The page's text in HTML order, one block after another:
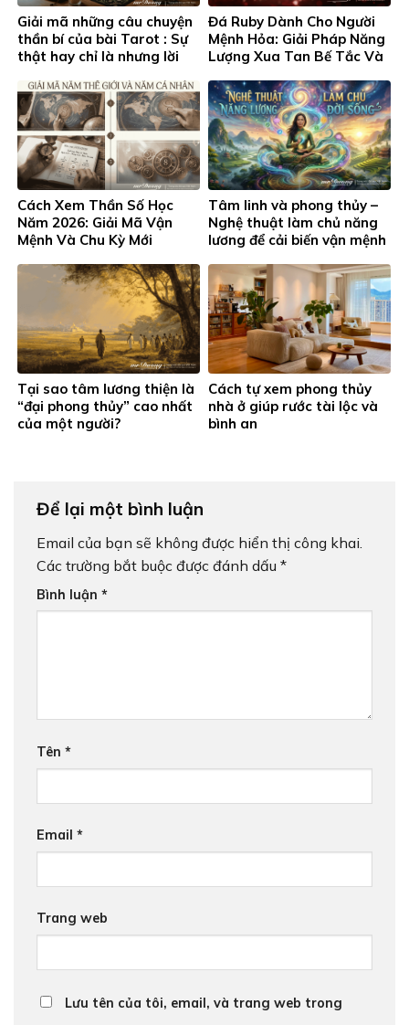
Giải mã những câu chuyện
thần bí của bài Tarot : Sự
thật hay chỉ là nhưng lời
Đá Ruby Dành Cho Người
Mệnh Hỏa: Giải Pháp Năng
Lượng Xua Tan Bế Tắc Và
Cách Xem Thần Số Học
Năm 2026: Giải Mã Vận
Mệnh Và Chu Kỳ Mới
Tâm linh và phong thủy –
Nghệ thuật làm chủ năng
lương để cải biến vận mệnh
Tại sao tâm lương thiện là
“đại phong thủy” cao nhất
của một người?
Cách tự xem phong thủy
nhà ở giúp rước tài lộc và
bình an
Để lại một bình luận
Email của bạn sẽ không được hiển thị công khai.
Các trường bắt buộc được đánh dấu *
Bình luận *
Tên *
Email *
Trang web
Lưu tên của tôi, email, và trang web trong